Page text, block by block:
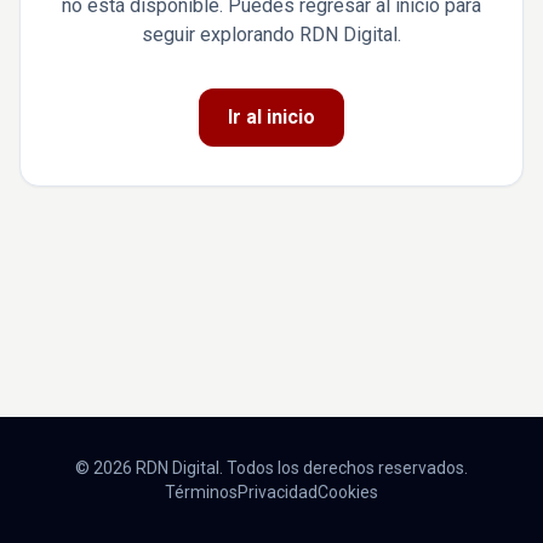
no está disponible. Puedes regresar al inicio para
seguir explorando RDN Digital.
Ir al inicio
© 2026 RDN Digital. Todos los derechos reservados.
TérminosPrivacidadCookies